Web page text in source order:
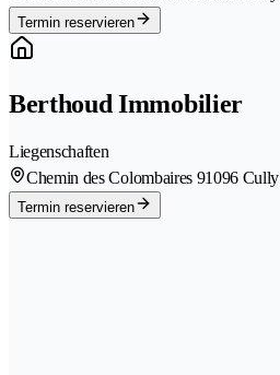
Termin reservieren
Berthoud Immobilier
Liegenschaften
Chemin des Colombaires 91096 Cully
Termin reservieren